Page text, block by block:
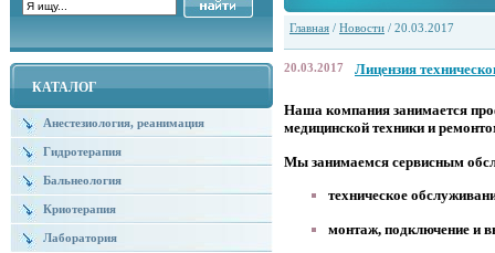
КАТАЛОГ
Анестезиология, реанимация
Гидротерапия
Бальнеология
Криотерапия
Лаборатория
Главная / Новости / 20.03.2017
20.03.2017 Лицензия
Наша компания занимается
медицинской техники и
Мы занимаемся сервисным
техническое
монтаж, подключение и